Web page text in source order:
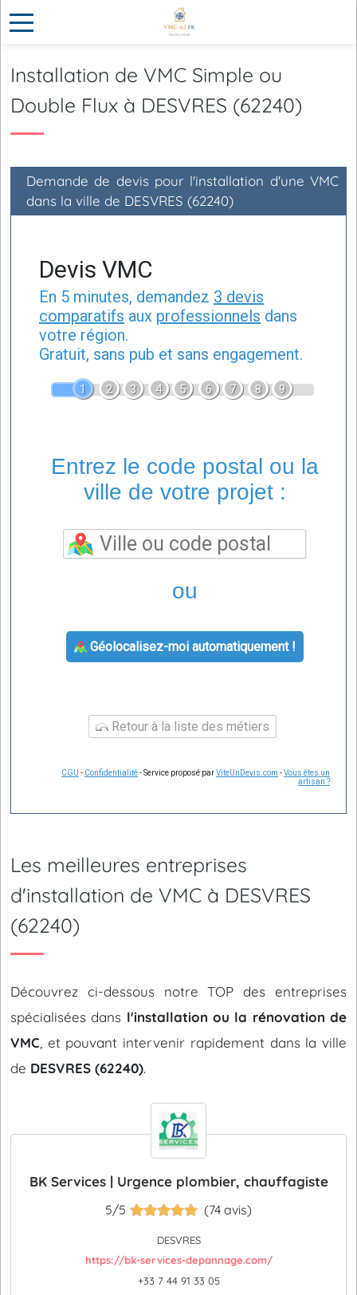
Installation de VMC Simple ou
Double Flux à DESVRES (62240)
Demande de devis pour l'installation d'une VMC
dans la ville de DESVRES (62240)
Devis VMC
En 5 minutes, demandez 3 devis
comparatifs aux professionnels dans
votre région.
Gratuit, sans pub et sans engagement.
1 2 3 4 5 6 7 8 9
Entrez le code postal ou la
ville de votre projet :
ou
Géolocalisez-moi automatiquement !
Retour à la liste des métiers
CGU - Confidentialité- Service proposé parViteUnDevis.com -Vous êtes un
artisan ?
Les meilleures entreprises
d'installation de VMC à DESVRES
(62240)
Découvrez ci-dessous notre TOP des entreprises
spécialisées dans l'installation ou la rénovation de
VMC , et pouvant intervenir rapidement dans la ville
de DESVRES (62240).
BK Services | Urgence plombier, chauffagiste
5/5 (74 avis)
DESVRES
https://bk-services-depannage.com/
+33 7 44 91 33 05